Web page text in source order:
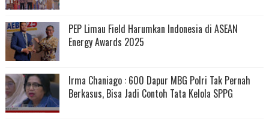
PEP Limau Field Harumkan Indonesia di ASEAN
Energy Awards 2025
Irma Chaniago : 600 Dapur MBG Polri Tak Pernah
Berkasus, Bisa Jadi Contoh Tata Kelola SPPG